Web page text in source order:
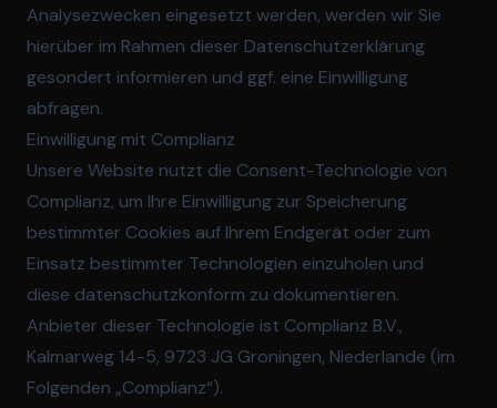
Analysezwecken eingesetzt werden, werden wir Sie
hierüber im Rahmen dieser Datenschutzerklärung
gesondert informieren und ggf. eine Einwilligung
abfragen.
Einwilligung mit Complianz
Unsere Website nutzt die Consent-Technologie von
Complianz, um Ihre Einwilligung zur Speicherung
bestimmter Cookies auf Ihrem Endgerät oder zum
Einsatz bestimmter Technologien einzuholen und
diese datenschutzkonform zu dokumentieren.
Anbieter dieser Technologie ist Complianz B.V.,
Kalmarweg 14-5, 9723 JG Groningen, Niederlande (im
Folgenden „Complianz“).